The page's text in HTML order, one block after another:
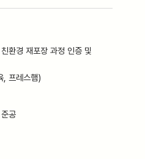
환경 재포장 과정 인증 및
, 프레스햄)
공